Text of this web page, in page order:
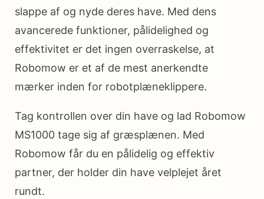
slappe af og nyde deres have. Med dens
avancerede funktioner, pålidelighed og
effektivitet er det ingen overraskelse, at
Robomow er et af de mest anerkendte
mærker inden for robotplæneklippere.
Tag kontrollen over din have og lad Robomow
MS1000 tage sig af græsplænen. Med
Robomow får du en pålidelig og effektiv
partner, der holder din have velplejet året
rundt.